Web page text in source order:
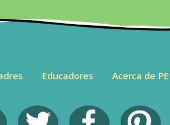
Educadores Acerca de